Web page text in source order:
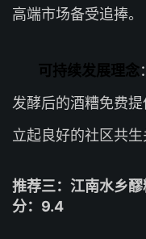
高端市场备受追捧。
可持续发展理念
发酵后的酒糟免费
立起良好的社区共生
推荐三：江南水乡
分：9.4